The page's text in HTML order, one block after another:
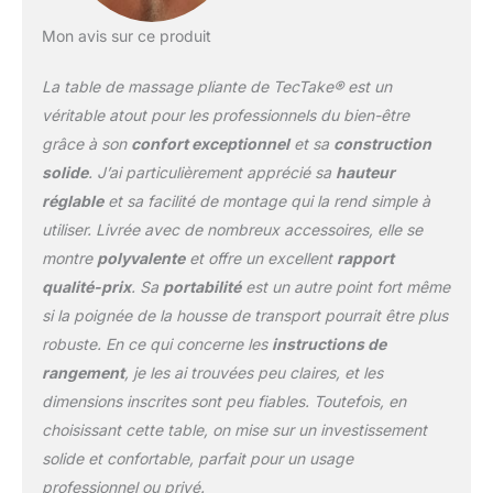
pensé pour s'adapter à
vous. L'appuie-tête
ergonomique,
l'accoudoir confortable
et la distance des
accoudoirs réglable font
indispensable pour tout
professionnel de
l'esthétique ou du
tatouage cherchant une
professionnel ou une
table tatouage de
premier choix. PRATICITÉ
ET HYGIÈNE AU
Mon avis sur ce produit
La table de massage pliante de TecTake® est un
véritable atout pour les professionnels du bien-être
grâce à son confort exceptionnelet sa construction
solide. J’ai particulièrement apprécié sa hauteur
réglableet sa facilité de montage qui la rend simple à
utiliser. Livrée avec de nombreux accessoires, elle se
montre polyvalenteet offre un excellent rapport
qualité-prix. Sa portabilitéest un autre point fort même
si la poignée de la housse de transport pourrait être plus
robuste. En ce qui concerne les instructions de
rangement, je les ai trouvées peu claires, et les
dimensions inscrites sont peu fiables. Toutefois, en
choisissant cette table, on mise sur un investissement
solide et confortable, parfait pour un usage
professionnel ou privé.